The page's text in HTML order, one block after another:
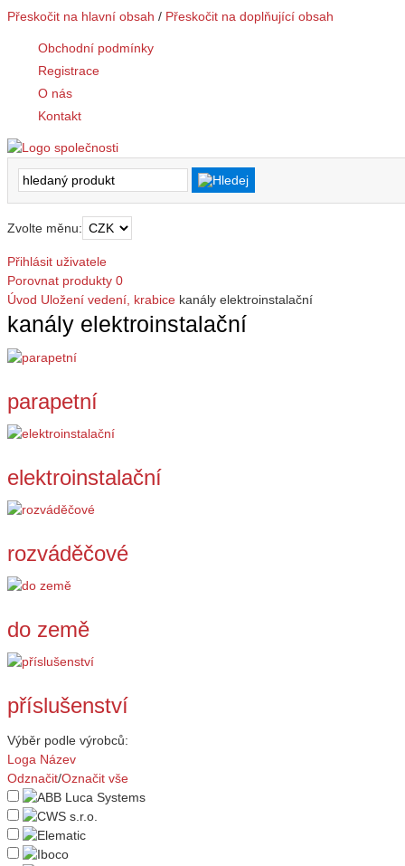
Přeskočit na hlavní obsah / Přeskočit na doplňující obsah
Obchodní podmínky
Registrace
O nás
Kontakt
Zvolte měnu:
Přihlásit uživatele
Porovnat produkty 0
Úvod Uložení vedení, krabice kanály elektroinstalační
kanály elektroinstalační
parapetní
elektroinstalační
rozváděčové
do země
příslušenství
Výběr podle výrobců:
Loga Název
Odznačit/Označit vše